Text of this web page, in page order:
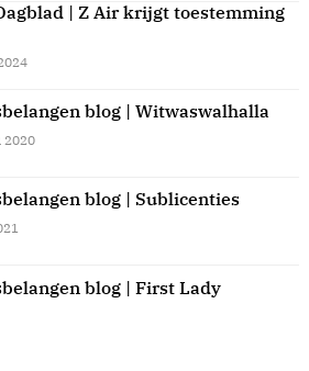
| Z Air krijgt toestemming
blog | Witwaswalhalla
2020
blog | Sublicenties
blog | First Lady